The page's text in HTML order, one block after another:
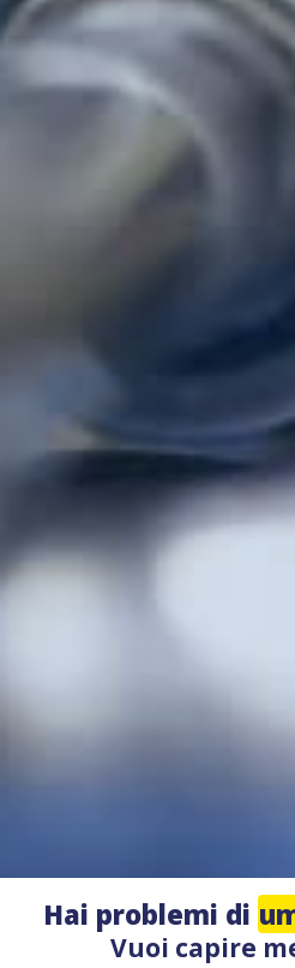
Hai problemi di
Vuoi capire